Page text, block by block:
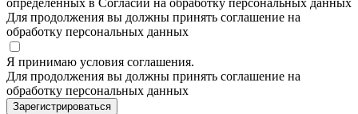
определенных в Согласии на обработку персональных данных
Для продолжения вы должны принять соглашение на
обработку персональных данных
Я принимаю условия соглашения.
Для продолжения вы должны принять соглашение на
обработку персональных данных
Зарегистрироваться